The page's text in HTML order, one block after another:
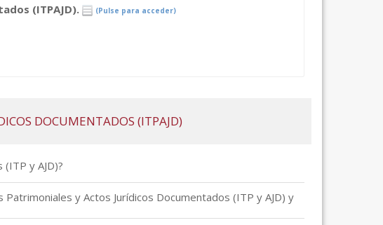
(ITPAJD). (Pulse para acceder)
DOCUMENTADOS (ITPAJD)
y AJD)?
y Actos Jurídicos Documentados (ITP y AJD) y